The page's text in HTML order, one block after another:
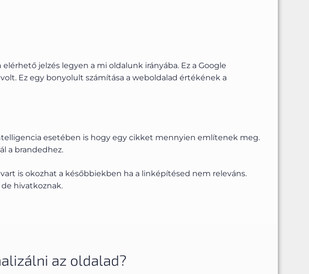
jelzés legyen a mi oldalunk irányába. Ez a Google
Ez egy bonyolult számítása a weboldalad értékének a
esetében is hogy egy cikket mennyien említenek meg.
a brandedhez.
is okozhat a későbbiekben ha a linképítésed nem releváns.
hivatkoznak.
az oldalad?